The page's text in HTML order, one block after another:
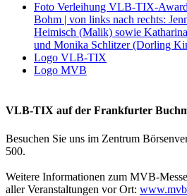
Foto Verleihung VLB-TIX-
Bohm | von links nach rechts:
Heimisch (Malik) sowie
und Monika Schlitzer (Dorling
Logo VLB-TIX
Logo MVB
VLB-TIX auf der Frankfurter
Besuchen Sie uns im Zentrum
500.
Weitere Informationen zum MVB-
aller Veranstaltungen vor Ort: